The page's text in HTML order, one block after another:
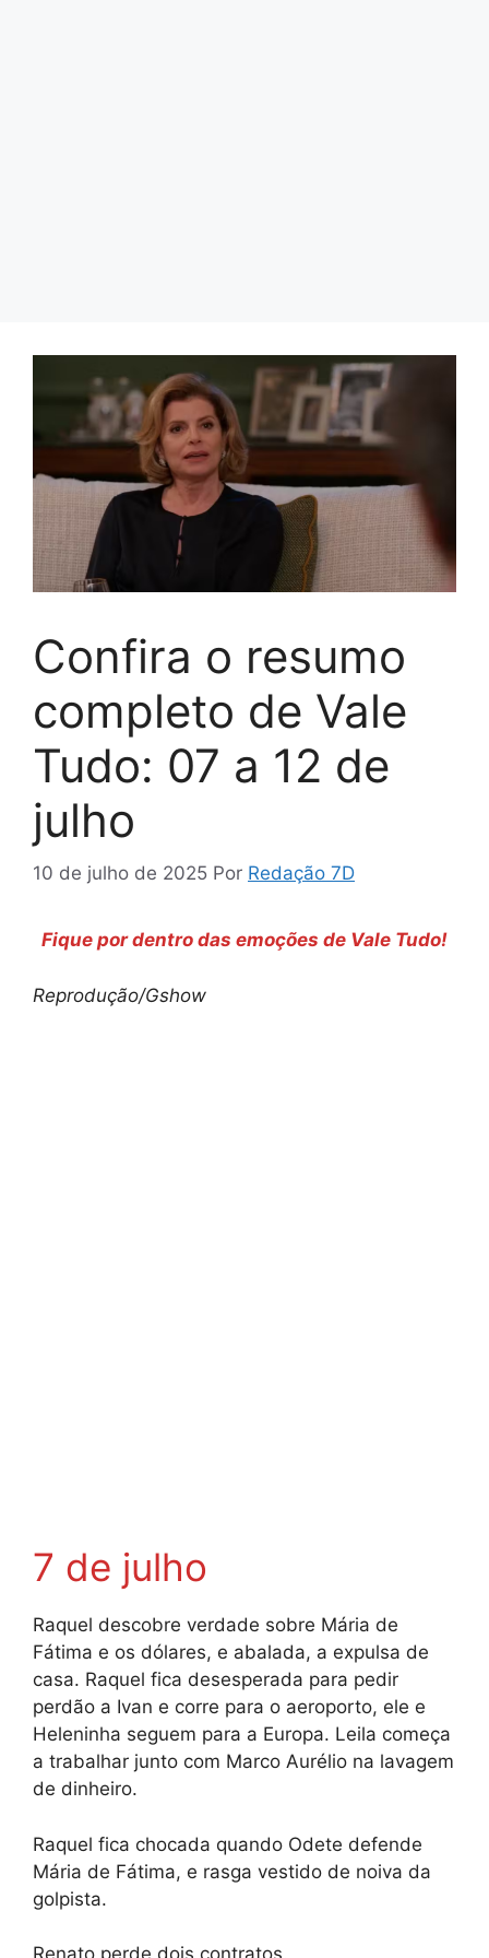
Confira o resumo
completo de Vale
Tudo: 07 a 12 de
julho
10 de julho de 2025 Por Redação 7D
Fique por dentro das emoções de Vale Tudo!
Reprodução/Gshow
7 de julho
Raquel descobre verdade sobre Mária de
Fátima e os dólares, e abalada, a expulsa de
casa. Raquel fica desesperada para pedir
perdão a Ivan e corre para o aeroporto, ele e
Heleninha seguem para a Europa. Leila começa
a trabalhar junto com Marco Aurélio na lavagem
de dinheiro.
Raquel fica chocada quando Odete defende
Mária de Fátima, e rasga vestido de noiva da
golpista.